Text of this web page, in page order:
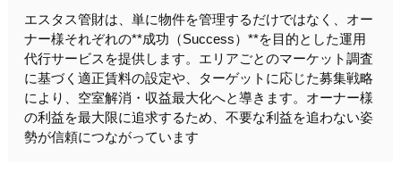
エスタス管財は、単に物件を管理するだけではなく、オー
ナー様それぞれの**成功（Success）**を目的とした運用
代行サービスを提供します。エリアごとのマーケット調査
に基づく適正賃料の設定や、ターゲットに応じた募集戦略
により、空室解消・収益最大化へと導きます。オーナー様
の利益を最大限に追求するため、不要な利益を追わない姿
勢が信頼につながっています